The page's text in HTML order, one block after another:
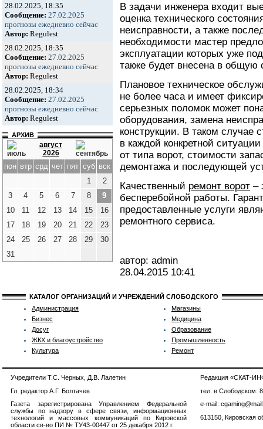
28.02.2025, 18:35
Сообщение: 27.02.2025
прогнозы ежедневно сейчас
Автор: Regulest
28.02.2025, 18:35
Сообщение: 27.02.2025
прогнозы ежедневно сейчас
Автор: Regulest
28.02.2025, 18:34
Сообщение: 27.02.2025
прогнозы ежедневно сейчас
Автор: Regulest
АРХИВ
август
2026
пон втр срд чет пят суб вск
1
2
3
4 5 6 7 8
9
10
11 12 13 14 15
16
17
18 19 20 21 22
23
24
25 26 27 28 29
30
31
В задачи инженера входит
оценка технического
неисправности, а также
необходимости мастер
эксплуатации которых уже
также будет внесена в общую
Плановое техническое
не более часа и имеет
серьезных поломок может
оборудования, замена
конструкции. В таком случае
в каждой конкретной
от типа ворот, стоимости
демонтажа и последующей
Качественный ремонт ворот –
бесперебойной работы.
предоставленные услуги
ремонтного сервиса.
автор: admin
28.04.2015 10:41
КАТАЛОГ ОРГАНИЗАЦИЙ И УЧРЕЖДЕНИЙ СЛОБОДСКОГО
Администрация
Бизнес
Досуг
ЖКХ и благоустройство
Культура
Магазины
Медицина
Образование
Промышленность
Ремонт
Учредители Т.С. Черных, Д.В. Лалетин
Гл. редактор А.Г. Болтачев
Газета зарегистрирована Управлением Федеральной
службы по надзору в сфере связи, информационных
технологий и массовых коммуникаций по Кировской
области св-во ПИ № ТУ43-00447 от 25 декабря 2012 г.
Редакция «СКАТ-
тел. в Слободском:
e-mail:
613150, Кировская